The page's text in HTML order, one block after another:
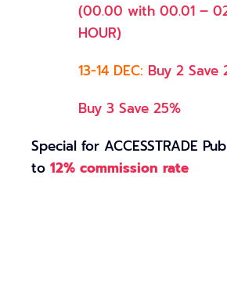
(00.00 with 00.01 –
HOUR)
13-14 DEC: Buy 2 Save
Buy 3 Save 25%
Special for ACCESSTRADE
to 12% commission rate